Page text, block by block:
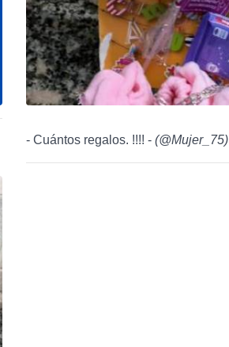
- Cuántos regalos. !!!! - (@Mujer_75)